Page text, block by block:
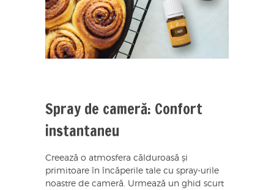
Spray de cameră: Confort
instantaneu
Creează o atmosfera călduroasă și
primitoare în încăperile tale cu spray-urile
noastre de cameră. Urmează un ghid scurt